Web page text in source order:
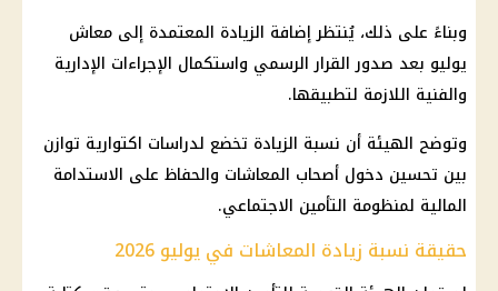
وبناءً على ذلك، يُنتظر إضافة الزيادة المعتمدة إلى معاش
يوليو بعد صدور القرار الرسمي واستكمال الإجراءات الإدارية
والفنية اللازمة لتطبيقها.
وتوضح الهيئة أن نسبة الزيادة تخضع لدراسات اكتوارية توازن
بين تحسين دخول أصحاب المعاشات والحفاظ على الاستدامة
المالية لمنظومة التأمين الاجتماعي.
حقيقة نسبة زيادة المعاشات في يوليو 2026